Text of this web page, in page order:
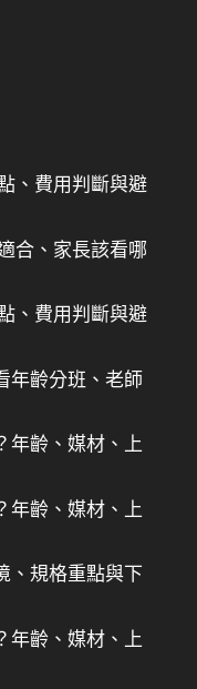
、費用判斷與避
合、家長該看哪
、費用判斷與避
年齡分班、老師
年齡、媒材、上
年齡、媒材、上
、規格重點與下
年齡、媒材、上